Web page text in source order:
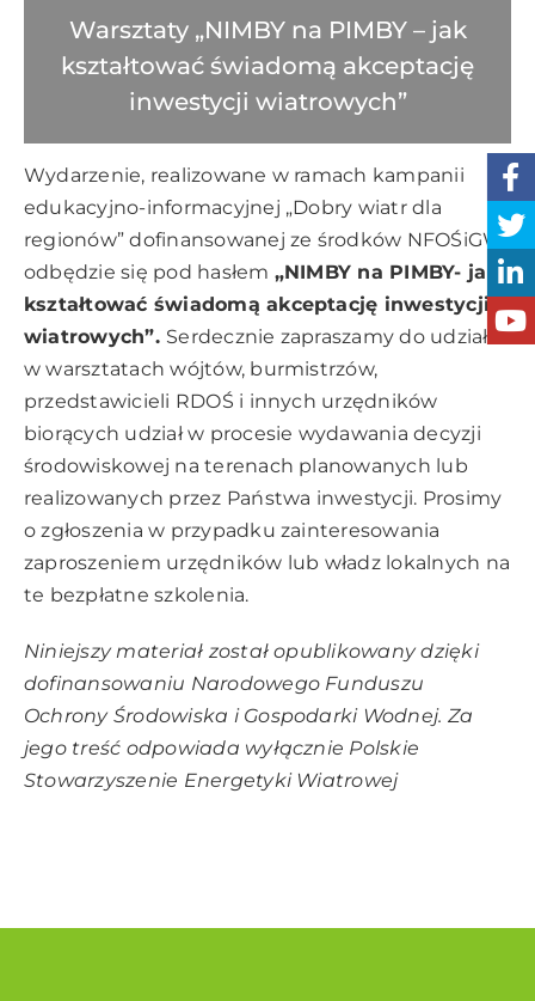
Warsztaty „NIMBY na PIMBY – jak
kształtować świadomą akceptację
inwestycji wiatrowych”
Wydarzenie, realizowane w ramach kampanii
edukacyjno-informacyjnej „Dobry wiatr dla
regionów” dofinansowanej ze środków NFOŚiGW,
odbędzie się pod hasłem „NIMBY na PIMBY- jak
kształtować świadomą akceptację inwestycji
wiatrowych”. Serdecznie zapraszamy do udziału
w warsztatach wójtów, burmistrzów,
przedstawicieli RDOŚ i innych urzędników
biorących udział w procesie wydawania decyzji
środowiskowej na terenach planowanych lub
realizowanych przez Państwa inwestycji. Prosimy
o zgłoszenia w przypadku zainteresowania
zaproszeniem urzędników lub władz lokalnych na
te bezpłatne szkolenia.
Niniejszy materiał został opublikowany dzięki
dofinansowaniu Narodowego Funduszu
Ochrony Środowiska i Gospodarki Wodnej. Za
jego treść odpowiada wyłącznie Polskie
Stowarzyszenie Energetyki Wiatrowej